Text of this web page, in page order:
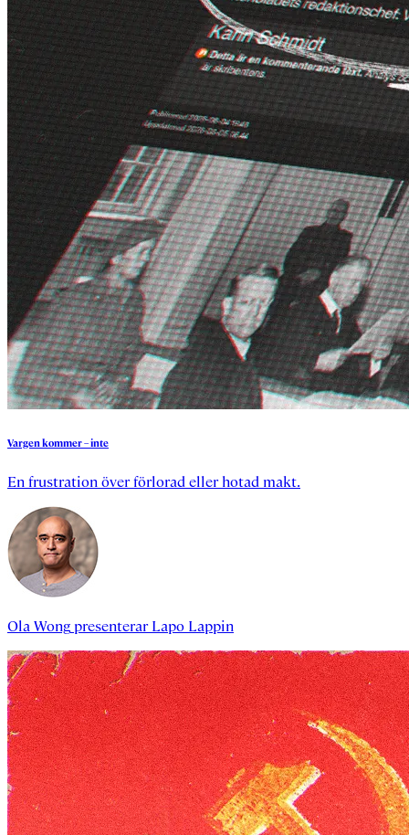
Vargenkommer–inte
En frustration över förlorad eller hotad makt.
Ola Wongpresenterar Lapo Lappin